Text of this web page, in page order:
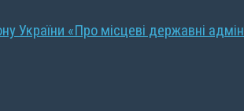
України «Про місцеві державні